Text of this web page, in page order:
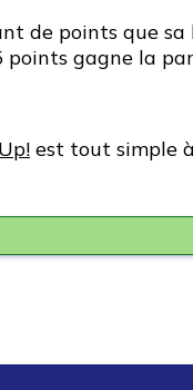
de points que
points gagne la
est tout simple